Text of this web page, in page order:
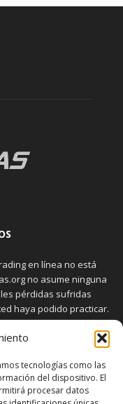
tecnologías como las
del dispositivo. El
procesar datos
en línea no está
no asume ninguna
pérdidas sufridas
haya podido practicar.
implica riesgos
estos riesgos, que